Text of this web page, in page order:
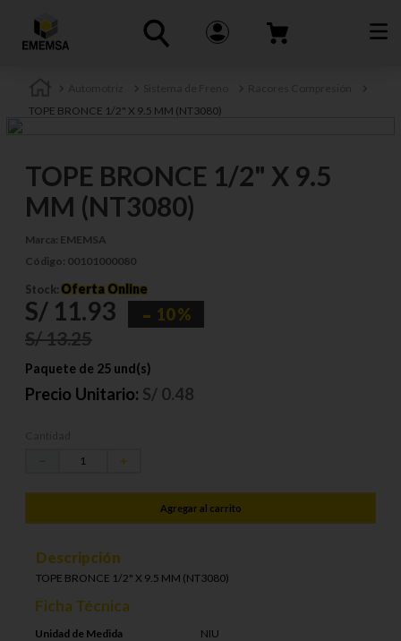
TOPE BRONCE 1/2" X 9.5 MM (NT3080)
TOPE BRONCE 1/2" X 9.5
MM (NT3080)
Marca: EMEMSA
Código: 00101000080
Stock: Oferta Online
S/ 11.93 10 %
S/13.25
Paquete de 25 und(s)
Precio Unitario: S/ 0.48
＋
Agregar al carrito
Descripción
TOPE BRONCE 1/2" X 9.5 MM (NT3080)
Ficha Técnica
Unidad de Medida NIU